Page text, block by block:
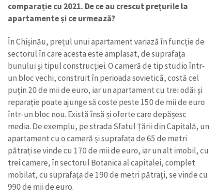
comparație cu 2021. De ce au crescut prețurile la
apartamente și ce urmează?
În Chișinău, prețul unui apartament variază în funcție de
sectorul în care acesta este amplasat, de suprafața
bunului și tipul construcției. O cameră de tip studio într-
un bloc vechi, construit în perioada sovietică, costă cel
puțin 20 de mii de euro, iar un apartament cu trei odăi și
reparație poate ajunge să coste peste 150 de mii de euro
într-un bloc nou. Există însă și oferte care depășesc
media. De exemplu, pe strada Sfatul Țării din Capitală, un
apartament cu o cameră și suprafața de 65 de metri
pătrați se vinde cu 170 de mii de euro, iar un alt imobil, cu
trei camere, în sectorul Botanica al capitalei, complet
mobilat, cu suprafața de 190 de metri pătrați, se vinde cu
990 de mii de euro.